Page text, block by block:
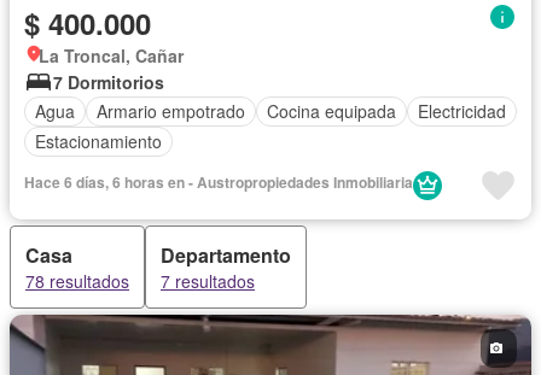
$ 400.000
La Troncal, Cañar
7 Dormitorios
Agua
Armario empotrado Cocina equipada
Electricidad
Estacionamiento
Hace 6 días, 6 horas en - Austropropiedades Inmobiliaria
Casa
78 resultados
Departamento
7 resultados